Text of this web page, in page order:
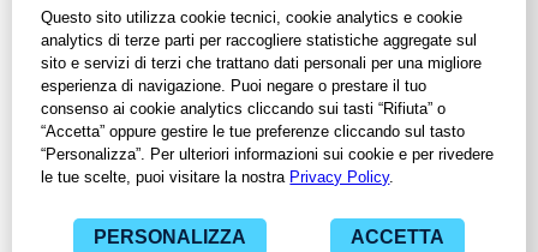
In questa sezione del sito di ContrattiPubblici.org potrai avere
ad alcuni dei contratti presenti nella piattaforma stipulati
all'interno del Comune di Dresano in ambito Ente pubblico
economico. Grazie alle funzionalità di ContrattiPubblici.org
potrai monitorare la scadenza dei contratti pubblici di tuo
interesse e programmare la tua attività commerciale con le
Pubbliche Amministrazioni con largo anticipo. Il servizio di
ContrattiPubblici.org offre agli utenti 7 giorni di prova gratuiti
per avere l'opportunità di conoscere e consultare tutti i dati
affidamenti diretti.